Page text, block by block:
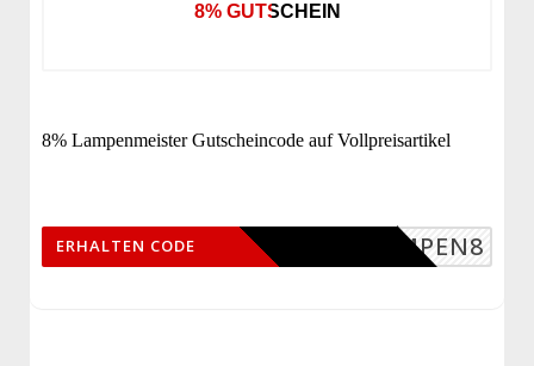
8% GUTSCHEIN
8% Lampenmeister Gutscheincode auf Vollpreisartikel
LAMPEN8
ERHALTEN CODE